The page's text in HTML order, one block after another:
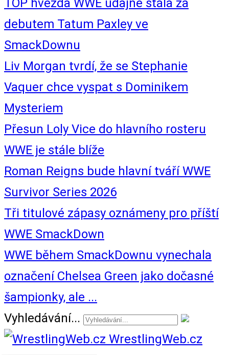
TOP hvězda WWE údajně stála za
debutem Tatum Paxley ve
SmackDownu
Liv Morgan tvrdí, že se Stephanie
Vaquer chce vyspat s Dominikem
Mysteriem
Přesun Loly Vice do hlavního rosteru
WWE je stále blíže
Roman Reigns bude hlavní tváří WWE
Survivor Series 2026
Tři titulové zápasy oznámeny pro příští
WWE SmackDown
WWE během SmackDownu vynechala
označení Chelsea Green jako dočasné
šampionky, ale ...
Vyhledávání...
WrestlingWeb.cz